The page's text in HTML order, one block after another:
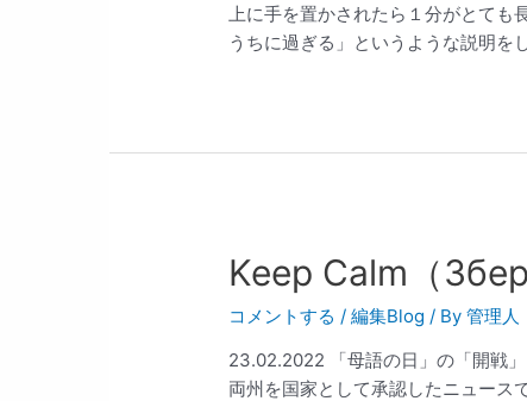
上に手を置かされたら１分がとて
うちに過ぎる」というような説明を
Keep Calm（
コメントする /編集Blog / By管理人
23.02.2022 「母語の日」の「開戦
両州を国家として承認したニュース